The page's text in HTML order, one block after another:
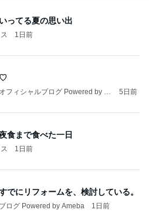
ってる夏の思い出
1日前
♡
フィシャルブログ Powered by A
5日前
食まで食べた一日
1日前
でにリフォームを、検討している。
ログ Powered by Ameba 1日前